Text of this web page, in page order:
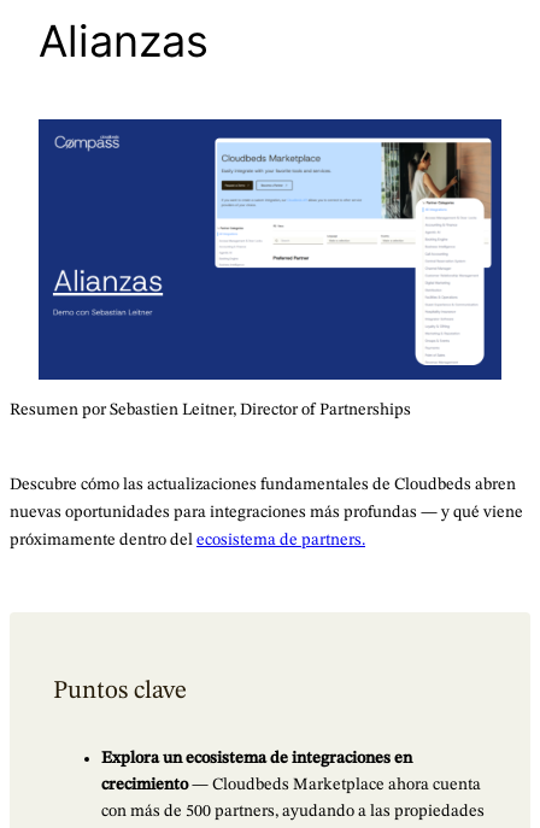
Alianzas
Resumen por Sebastien Leitner, Director of Partnerships
Descubre cómo las actualizaciones fundamentales de Cloudbeds abren
nuevas oportunidades para integraciones más profundas — y qué viene
próximamente dentro del ecosistema de partners.
Puntos clave
Explora un ecosistema de integraciones en
crecimiento— Cloudbeds Marketplace ahora cuenta
con más de 500 partners, ayudando a las propiedades